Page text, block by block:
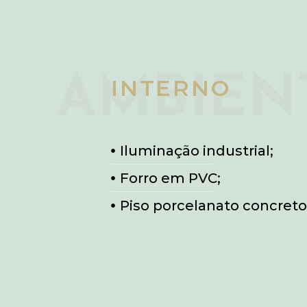
INTERNO
Iluminação industrial;
Forro em PVC;
Piso porcelanato